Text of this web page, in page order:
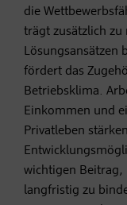
die
trägt zusätzlich zu
Lösungsansätzen
fördert das
Betriebsklima.
Einkommen und
Privatleben
wichtigen Beitrag,
langfristig zu